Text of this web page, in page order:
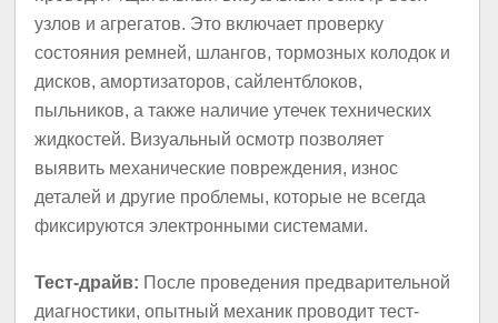
узлов и агрегатов. Это включает проверку
состояния ремней, шлангов, тормозных колодок и
дисков, амортизаторов, сайлентблоков,
пыльников, а также наличие утечек технических
жидкостей. Визуальный осмотр позволяет
выявить механические повреждения, износ
деталей и другие проблемы, которые не всегда
фиксируются электронными системами.
Тест-драйв: После проведения предварительной
диагностики, опытный механик проводит тест-